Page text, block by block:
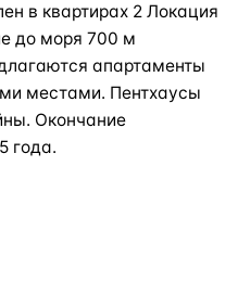
в квартирах 2 Локация
до моря 700 м
апартаменты
местами. Пентхаусы
Окончание
года.